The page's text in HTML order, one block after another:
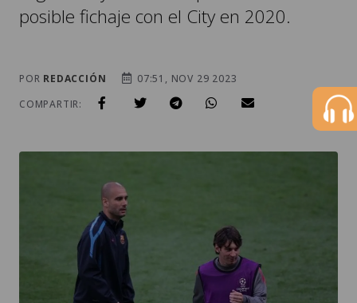
posible fichaje con el City en 2020.
POR REDACCIÓN
07:51, NOV 29 2023
COMPARTIR: